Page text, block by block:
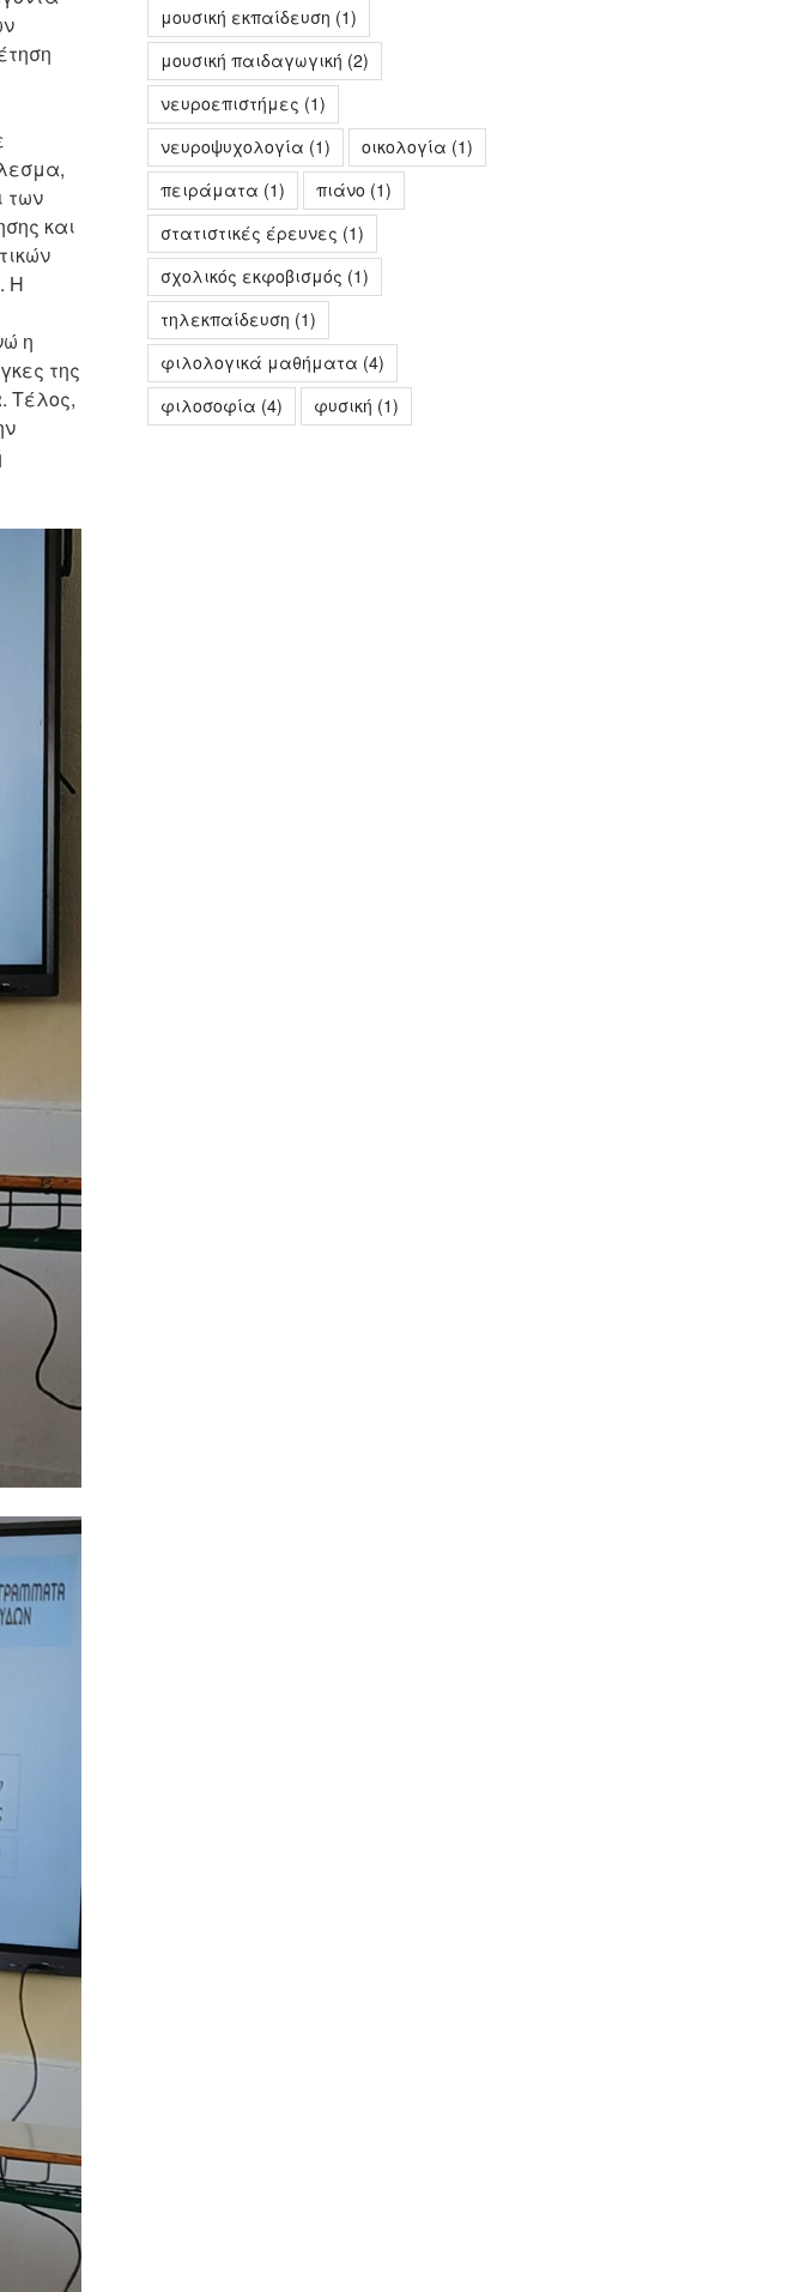
των
και
Η
η
της
Τέλος,
μουσική εκπαίδευση (1)
μουσική παιδαγωγική (2)
νευροεπιστήμες (1)
νευροψυχολογία (1) οικολογία (1)
πειράματα (1) πιάνο (1)
στατιστικές έρευνες (1)
σχολικός εκφοβισμός (1)
τηλεκπαίδευση (1)
φιλολογικά μαθήματα (4)
φιλοσοφία (4) φυσική (1)